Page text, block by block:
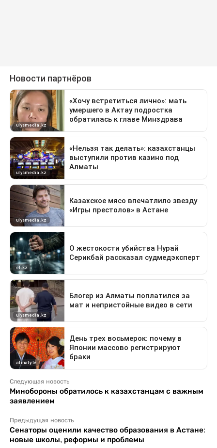
Следующая новость
Минобороны обратилось к казахстанцам с важным
заявлением
Предыдущая новость
Сенаторы оценили качество образования в Астане:
новые школы, реформы и проблемы